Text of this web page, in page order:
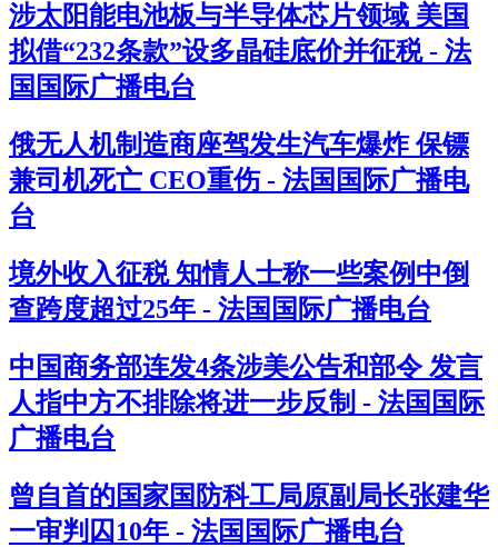
涉太阳能电池板与半导体芯片领域 美国
拟借“232条款”设多晶硅底价并征税 - 法
国国际广播电台
俄无人机制造商座驾发生汽车爆炸 保镖
兼司机死亡 CEO重伤 - 法国国际广播电
台
境外收入征税 知情人士称一些案例中倒
查跨度超过25年 - 法国国际广播电台
中国商务部连发4条涉美公告和部令 发言
人指中方不排除将进一步反制 - 法国国际
广播电台
曾自首的国家国防科工局原副局长张建华
一审判囚10年 - 法国国际广播电台